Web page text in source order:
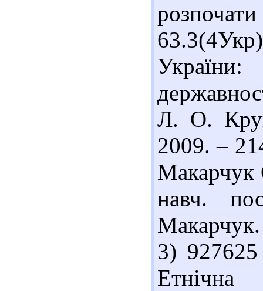
України:
Л. О.
2009. –
Макарчук
навч.
3)